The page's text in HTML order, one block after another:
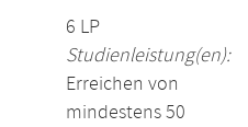
6 LP
Studienleistung(en):
Erreichen von
mindestens 50